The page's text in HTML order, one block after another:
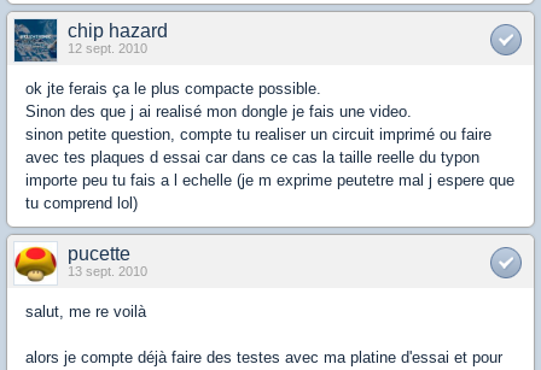
chip hazard
12 sept. 2010
ok jte ferais ça le plus compacte possible.
Sinon des que j ai realisé mon dongle je fais une video.
sinon petite question, compte tu realiser un circuit imprimé ou faire
avec tes plaques d essai car dans ce cas la taille reelle du typon
importe peu tu fais a l echelle (je m exprime peutetre mal j espere que
tu comprend lol)
pucette
13 sept. 2010
salut, me re voilà
alors je compte déjà faire des testes avec ma platine d'essai et pour